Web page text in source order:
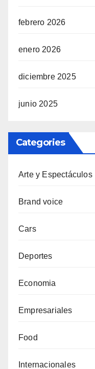
febrero 2026
enero 2026
diciembre 2025
junio 2025
Categories
Arte y Espectáculos
Brand voice
Cars
Deportes
Economia
Empresariales
Food
Internacionales